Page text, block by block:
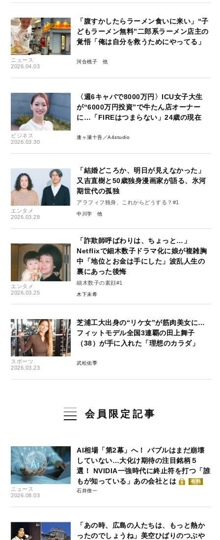
ニュース
2026.04.03
「腹すかしたらラーメン食いに来い」“子
どもラーメン無料”二郎系ラーメン店主の
覚悟「俺は自分を救うためにやってる」
河合桃子
ビジネス
2026.03.30
〈週6キャバで8000万円〉ICU女子大生
が“6000万円投資”で牛たん店オーナー
に…「FIREはつまらない」24歳の現在
逢ヶ瀬十吾／A4studio
エンタメ
2026.03.28
「結婚どころか、明日が見えなかった」
又吉直樹と50歳独身漫画家が語る、氷河
期世代の孤独
アラフィフ独身、これからどうする？#1
中川学
エンタメ
2026.03.25
「詐欺師呼ばわりは、ちょっと…」
Netflixで細木数子ドラマ化に娘が複雑胸
中「地位とお金は手にした」波乱人生の
裏にあった後悔
細木数子の素顔#1
木下未希
スポーツ
2026.03.23
芝浦工大出身の“リケ女”が筋肉美女に…
フィットモデル全国3連覇の田上舞子
（38）が手に入れた「理想のカラダ」
武松佑季
会員限定記事
ニュース
2026.08.03
AI相場「第2幕」へ！ バブルはまだ崩壊
していない…大化け期待の注目銘柄５
選！ NVIDIA一強時代に終止符を打つ「誰
もが知っている」あの会社とは
有料
石井僚一
「あの時、広島の人たちは、もっと熱か
ったのでしょうね」美空ひばりのつぶや